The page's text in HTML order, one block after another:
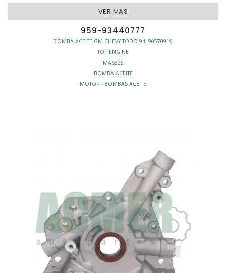
VER MAS
959-93440777
BOMBA ACEITE GM CHEVY TODO 94- 90570919
TOP ENGINE
MA6325
BOMBA ACEITE
MOTOR - BOMBAS ACEITE